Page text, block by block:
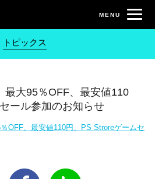
トピックス
最大95％OFF、最安値110
ール参加のお知らせ
OFF、最安値110円、PS Stroreゲームセ